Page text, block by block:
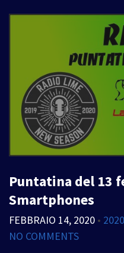
Puntatina del 13
Smartphones
FEBBRAIO 14, 2020 • 2020
NO COMMENTS